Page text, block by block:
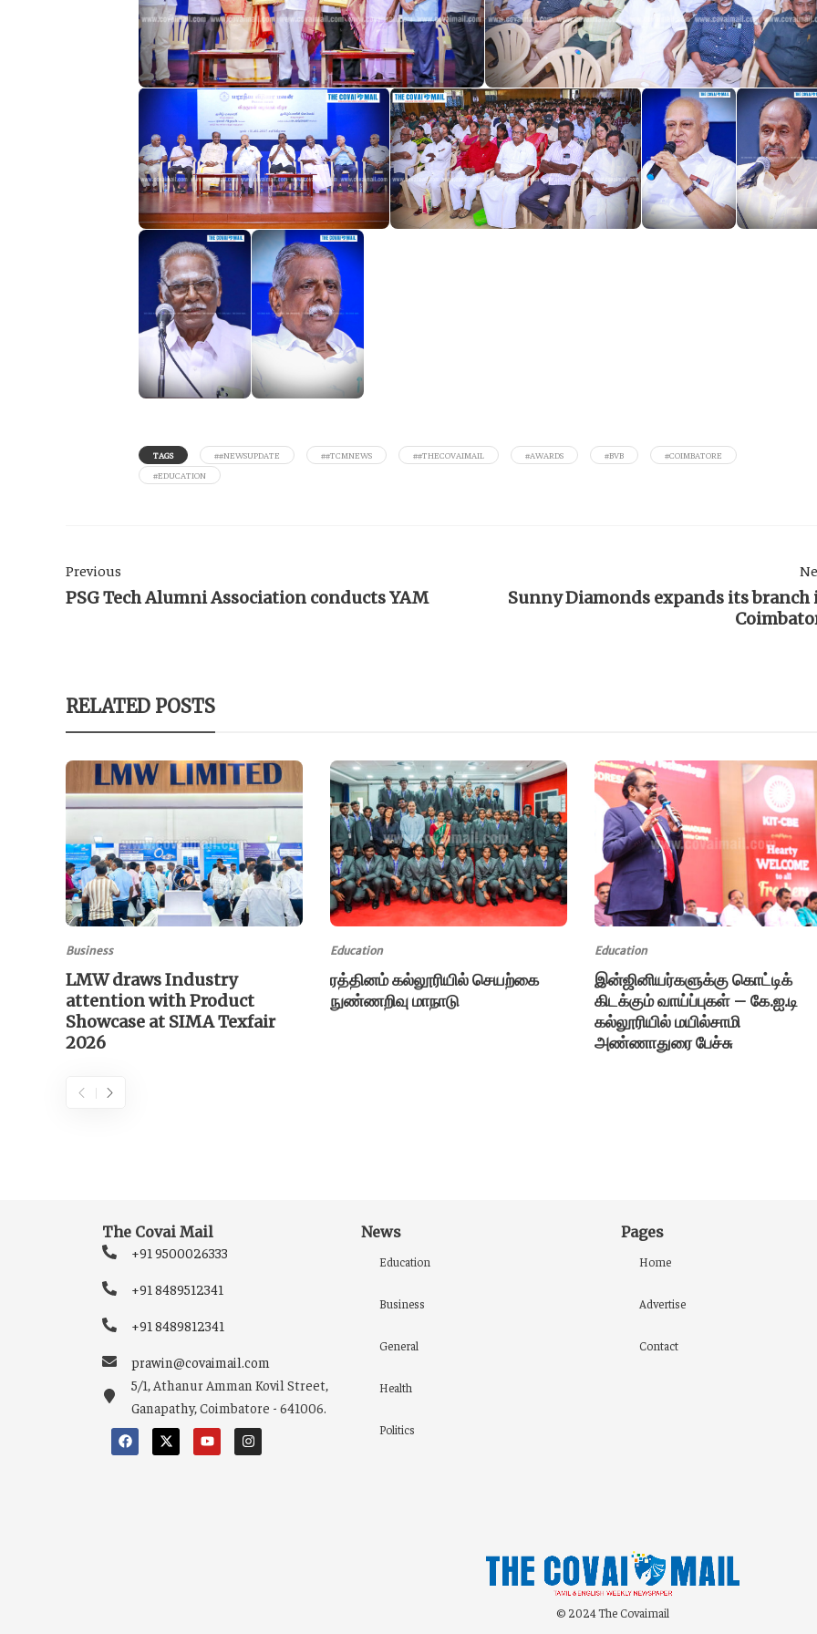
TAGS ##NEWSUPDATE ##TCMNEWS ##THECOVAIMAIL #AWARDS #BVB
#COIMBATORE
#EDUCATION
Previous
PSG Tech Alumni Association conducts YAM
Sunny Diamonds expands its branch
RELATED POSTS
Business
LMW draws Industry
attention with Product
Showcase at SIMA Texfair
2026
Education
ரத்தினம் கல்லூரியில் செயற்கை
நுண்ணறிவு மாநாடு
Education
இன்ஜினியர்களுக்கு கொட்டிக்
கிடக்கும் வாய்ப்புகள் – கே.ஐ.டி
கல்லூரியில் மயில்சாமி
அண்ணாதுரை பேச்சு
The Covai Mail
+91 9500026333
+91 8489512341
+91 8489812341
prawin@covaimail.com
5/1, Athanur Amman Kovil Street,
Ganapathy, Coimbatore - 641006.
News
Education
Business
General
Health
Politics
Pages
Home
Advertise
Contact
© 2024 The Covaimail